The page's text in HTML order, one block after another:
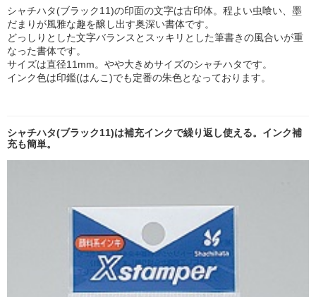
シャチハタ(ブラック11)の印面の文字は古印体。程よい虫喰い、墨
だまりが風雅な趣を醸し出す奥深い書体です。
どっしりとした文字バランスとスッキリとした筆書きの風合いが重
なった書体です。
サイズは直径11mm。やや大きめサイズのシャチハタです。
インク色は印鑑(はんこ)でも定番の朱色となっております。
シャチハタ(ブラック11)は補充インクで繰り返し使える。インク補
充も簡単。